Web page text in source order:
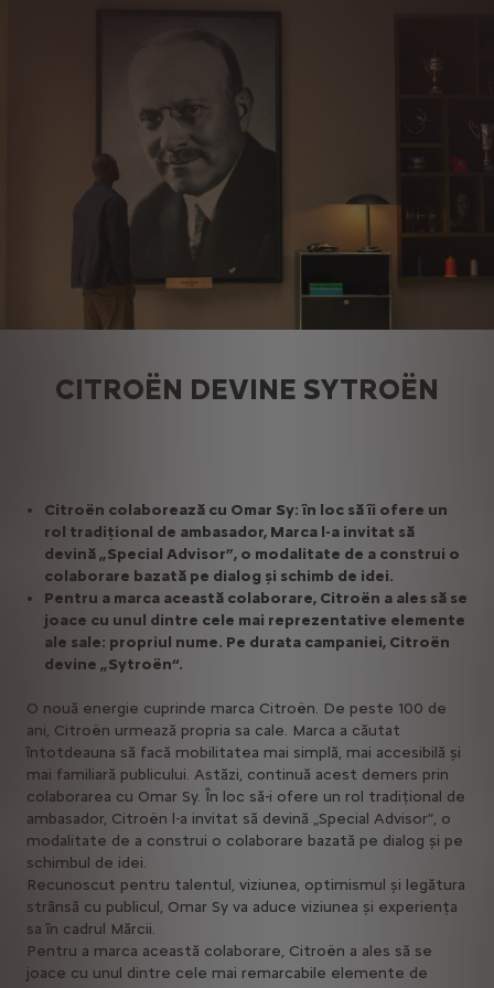
CITROËN DEVINE SYTROËN
Citroën colaborează cu Omar Sy: în loc să îi ofere un
rol tradițional de ambasador, Marca l-a invitat să
devină „Special Advisor”, o modalitate de a construi o
colaborare bazată pe dialog și schimb de idei.
Pentru a marca această colaborare, Citroën a ales să se
joace cu unul dintre cele mai reprezentative elemente
ale sale: propriul nume. Pe durata campaniei, Citroën
devine „Sytroën“.
O nouă energie cuprinde marca Citroën. De peste 100 de
ani, Citroën urmează propria sa cale. Marca a căutat
întotdeauna să facă mobilitatea mai simplă, mai accesibilă și
mai familiară publicului. Astăzi, continuă acest demers prin
colaborarea cu Omar Sy. În loc să-i ofere un rol tradițional de
ambasador, Citroën l-a invitat să devină „Special Advisor”, o
modalitate de a construi o colaborare bazată pe dialog și pe
schimbul de idei.
Recunoscut pentru talentul, viziunea, optimismul și legătura
strânsă cu publicul, Omar Sy va aduce viziunea și experiența
sa în cadrul Mărcii.
Pentru a marca această colaborare, Citroën a ales să se
joace cu unul dintre cele mai remarcabile elemente de